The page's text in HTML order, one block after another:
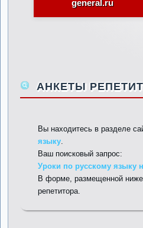
general.ru
АНКЕТЫ
Вы находитесь в разделе
языку.
Ваш поисковый запрос:
Уроки по русскому языку
В форме, размещенной
репетитора.